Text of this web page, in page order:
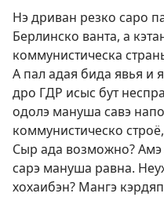
Нэ дриван резко саро
Берлинско ванта, а
коммунистическа
А пал адая бида явья и
дро ГДР исыс бут
одолэ мануша савэ
коммунистическо
Сыр ада возможно? Амэ
сарэ мануша равна.
хохаибэн? Мангэ